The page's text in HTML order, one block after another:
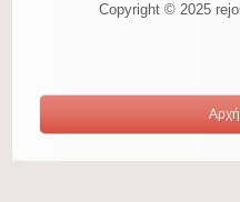
Copyright © 2025
Αρχή